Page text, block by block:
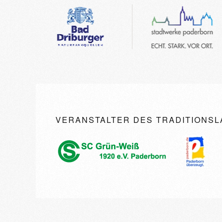
VERANSTALTER DES